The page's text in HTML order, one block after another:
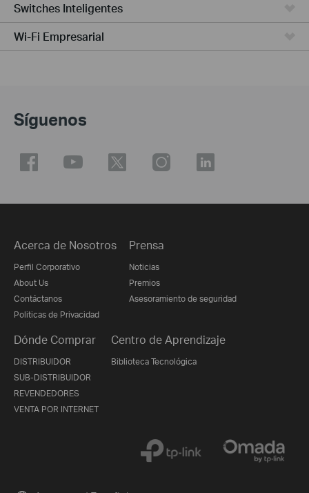
Switches Inteligentes
Wi-Fi Empresarial
Síguenos
Acerca de Nosotros
Perfil Corporativo
About Us
Contáctanos
Politicas de Privacidad
Prensa
Noticias
Premios
Asesoramiento de seguridad
Dónde Comprar
DISTRIBUIDOR
SUB-DISTRIBUIDOR
REVENDEDORES
VENTA POR INTERNET
Centro de Aprendizaje
Biblioteca Tecnológica